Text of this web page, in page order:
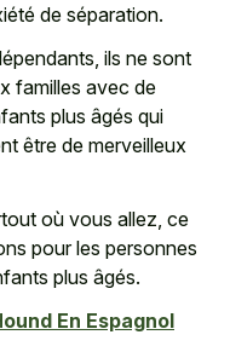
de séparation.
ils ne sont
familles avec de
plus âgés qui
être de merveilleux
où vous allez, ce
pour les personnes
plus âgés.
En Espagnol